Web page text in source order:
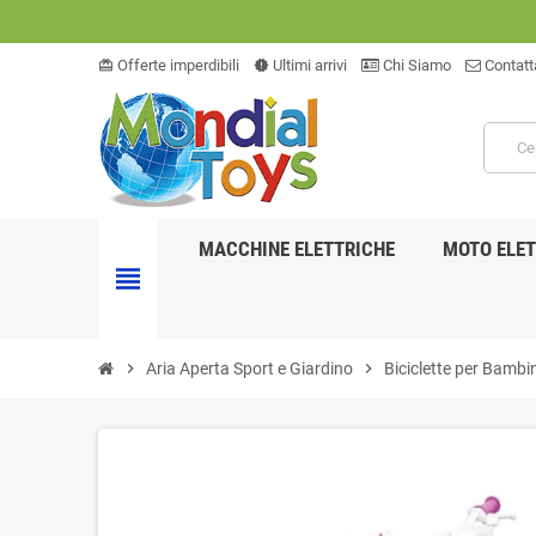
card_giftcard Offerte imperdibili new_releases Ultimi arrivi Chi Siamo
view_headline
MACCHINE ELETTRICHE MOTO
chevron_right Aria Aperta Sport e Giardino chevron_right Biciclette per